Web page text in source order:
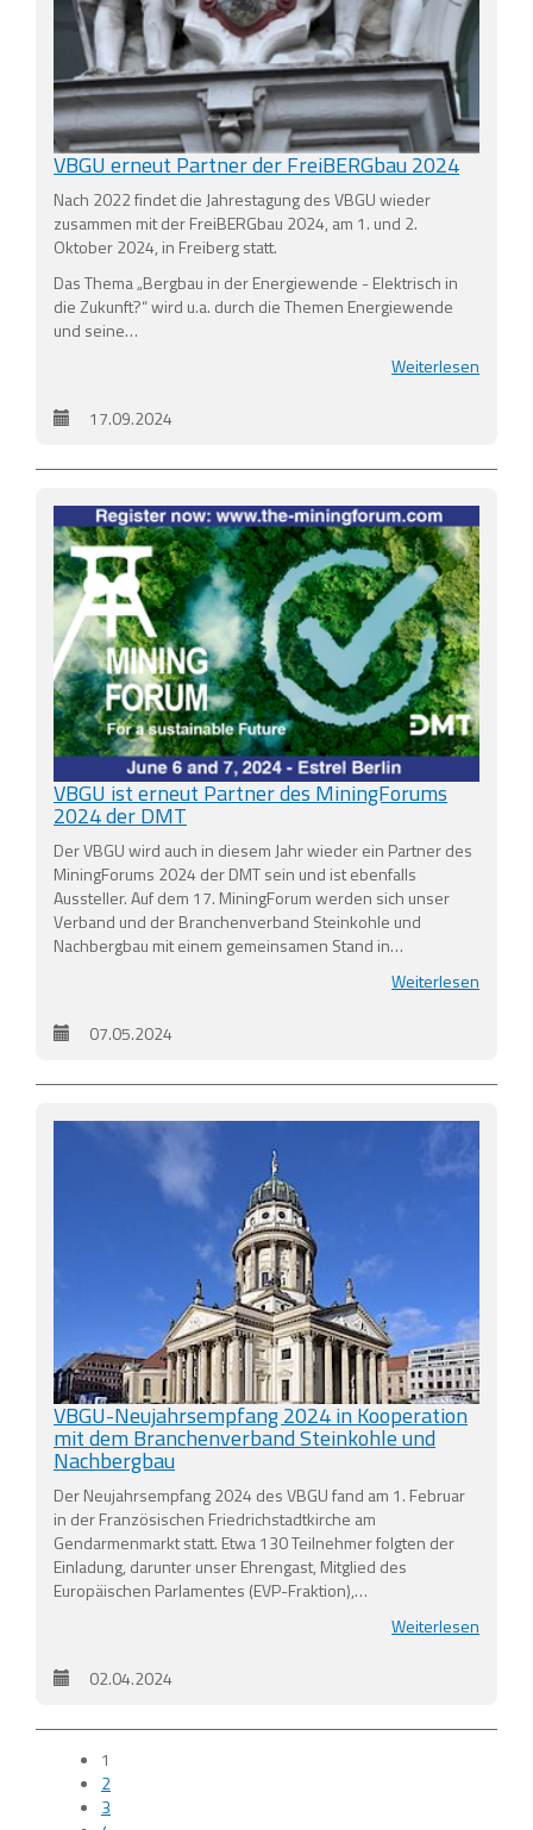
VBGU erneut Partner der FreiBERGbau 2024
Nach 2022 findet die Jahrestagung des VBGU wieder
zusammen mit der FreiBERGbau 2024, am 1. und 2.
Oktober 2024, in Freiberg statt.
Das Thema „Bergbau in der Energiewende - Elektrisch in
die Zukunft?“ wird u.a. durch die Themen Energiewende
und seine…
Weiterlesen
17.09.2024
VBGU ist erneut Partner des MiningForums
2024 der DMT
Der VBGU wird auch in diesem Jahr wieder ein Partner des
MiningForums 2024 der DMT sein und ist ebenfalls
Aussteller. Auf dem 17. MiningForum werden sich unser
Verband und der Branchenverband Steinkohle und
Nachbergbau mit einem gemeinsamen Stand in…
Weiterlesen
07.05.2024
VBGU-Neujahrsempfang 2024 in Kooperation
mit dem Branchenverband Steinkohle und
Nachbergbau
Der Neujahrsempfang 2024 des VBGU fand am 1. Februar
in der Französischen Friedrichstadtkirche am
Gendarmenmarkt statt. Etwa 130 Teilnehmer folgten der
Einladung, darunter unser Ehrengast, Mitglied des
Europäischen Parlamentes (EVP-Fraktion),…
Weiterlesen
02.04.2024
1
2
3